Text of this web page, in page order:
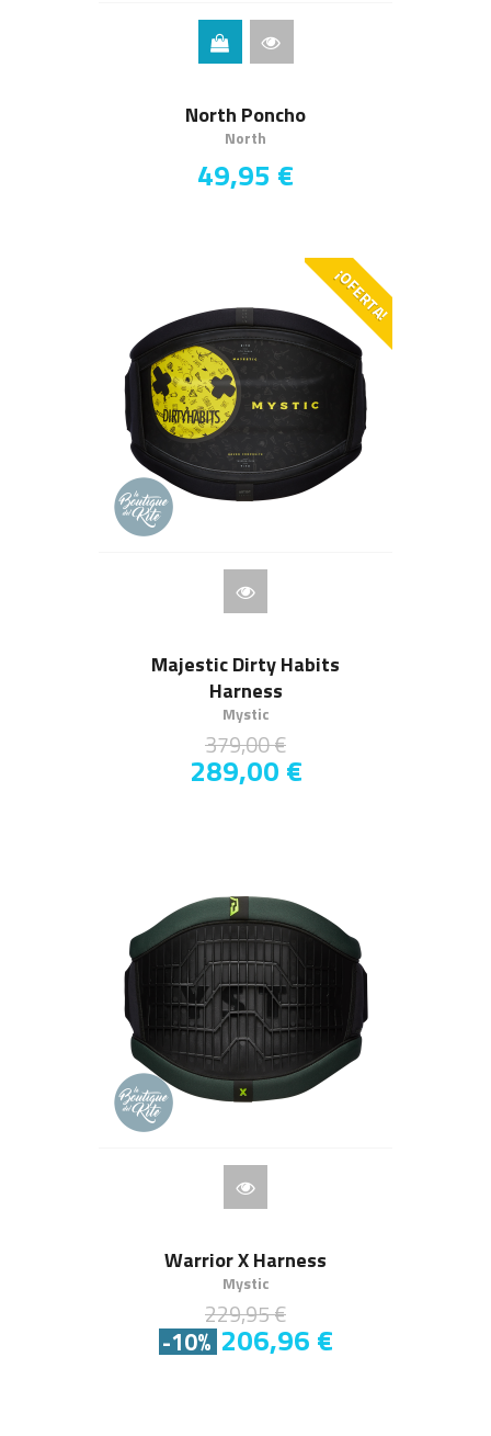
North Poncho
North
49,95 €
¡OFERTA!
Majestic Dirty Habits
Harness
Mystic
379,00 €
289,00 €
Warrior X Harness
Mystic
229,95 €
-10% 206,96 €